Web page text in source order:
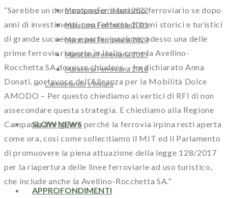
Maratona Ferroviaria 2022
Maratona Ferroviaria 2021
Maratona Ferroviaria 2020
Maratona Ferroviaria 2019
Maratona Ferroviaria 2018
Camminando s’impara
SLOW NEWS
APPROFONDIMENTI
“Sarebbe un duro colpo per il turismo ferroviario se dopo
anni di investimenti, con l’offerta di treni storici e turistici
di grande successo e partecipazione, adesso una delle
prime ferrovie riaperte in Italia come la Avellino-
Rocchetta SA dovesse chiudere. – ha dichiarato Anna
Donati, portavoce dell’Alleanza per la Mobilità Dolce
AMODO – Per questo chiediamo ai vertici di RFI di non
assecondare questa strategia. E chiediamo alla Regione
Campania di vigilare perché la ferrovia irpina resti aperta
come ora, cosi come sollecitiamo il MIT ed il Parlamento
di promuovere la piena attuazione della legge 128/2017
per la riapertura delle linee ferroviarie ad uso turistico,
che include anche la Avellino-Rocchetta SA.”